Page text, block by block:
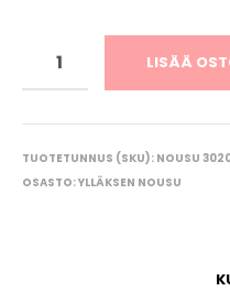
LISÄÄ
TUOTETUNNUS (SKU): NOUSU
OSASTO:YLLÄKSEN NOUSU